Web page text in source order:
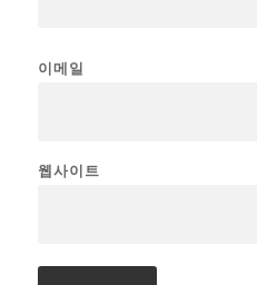
이메일
웹사이트